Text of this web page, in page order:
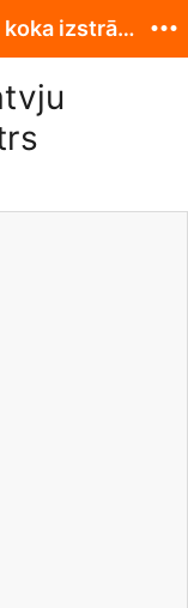
Jānis Brencis - Woody shop - koka izstrādājumi